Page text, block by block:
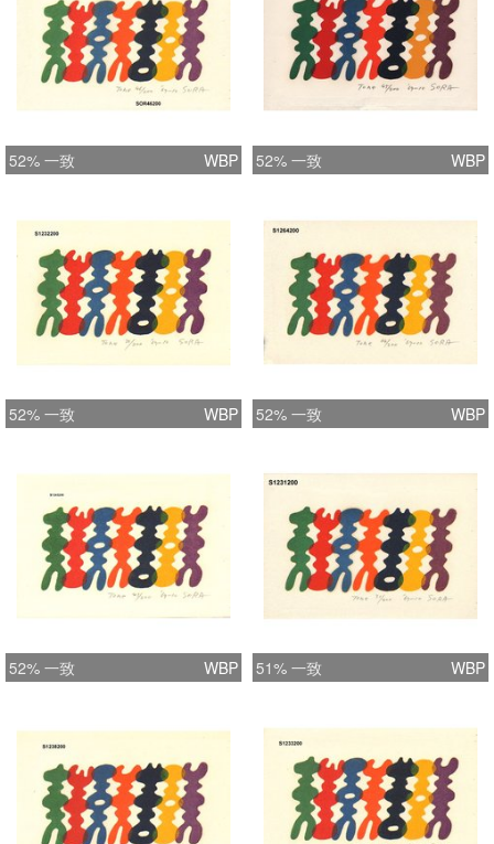
52% 一致 WBP 52% 一致 WBP
52% 一致 WBP 52% 一致 WBP
52% 一致 WBP 51% 一致 WBP